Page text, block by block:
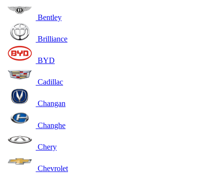
Bentley
Brilliance
BYD
Cadillac
Changan
Changhe
Chery
Chevrolet